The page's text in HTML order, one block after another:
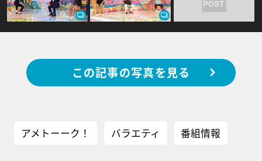
この記事の写真を見る
アメトーーク！ バラエティ 番組情報